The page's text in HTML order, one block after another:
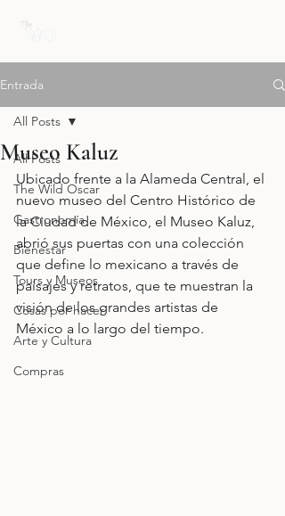
Entrada
All Posts
The Wild Oscar
Gastronomía
Bienestar
Tours y Museos
Cosas por hacer
Arte y Cultura
Compras
All Posts
Museo Kaluz
Ubicado frente a la Alameda Central, el
nuevo museo del Centro Histórico de
la Ciudad de México, el Museo Kaluz,
abrió sus puertas con una colección
que define lo mexicano a través de
paisajes y retratos, que te muestran la
visión de los grandes artistas de
México a lo largo del tiempo.